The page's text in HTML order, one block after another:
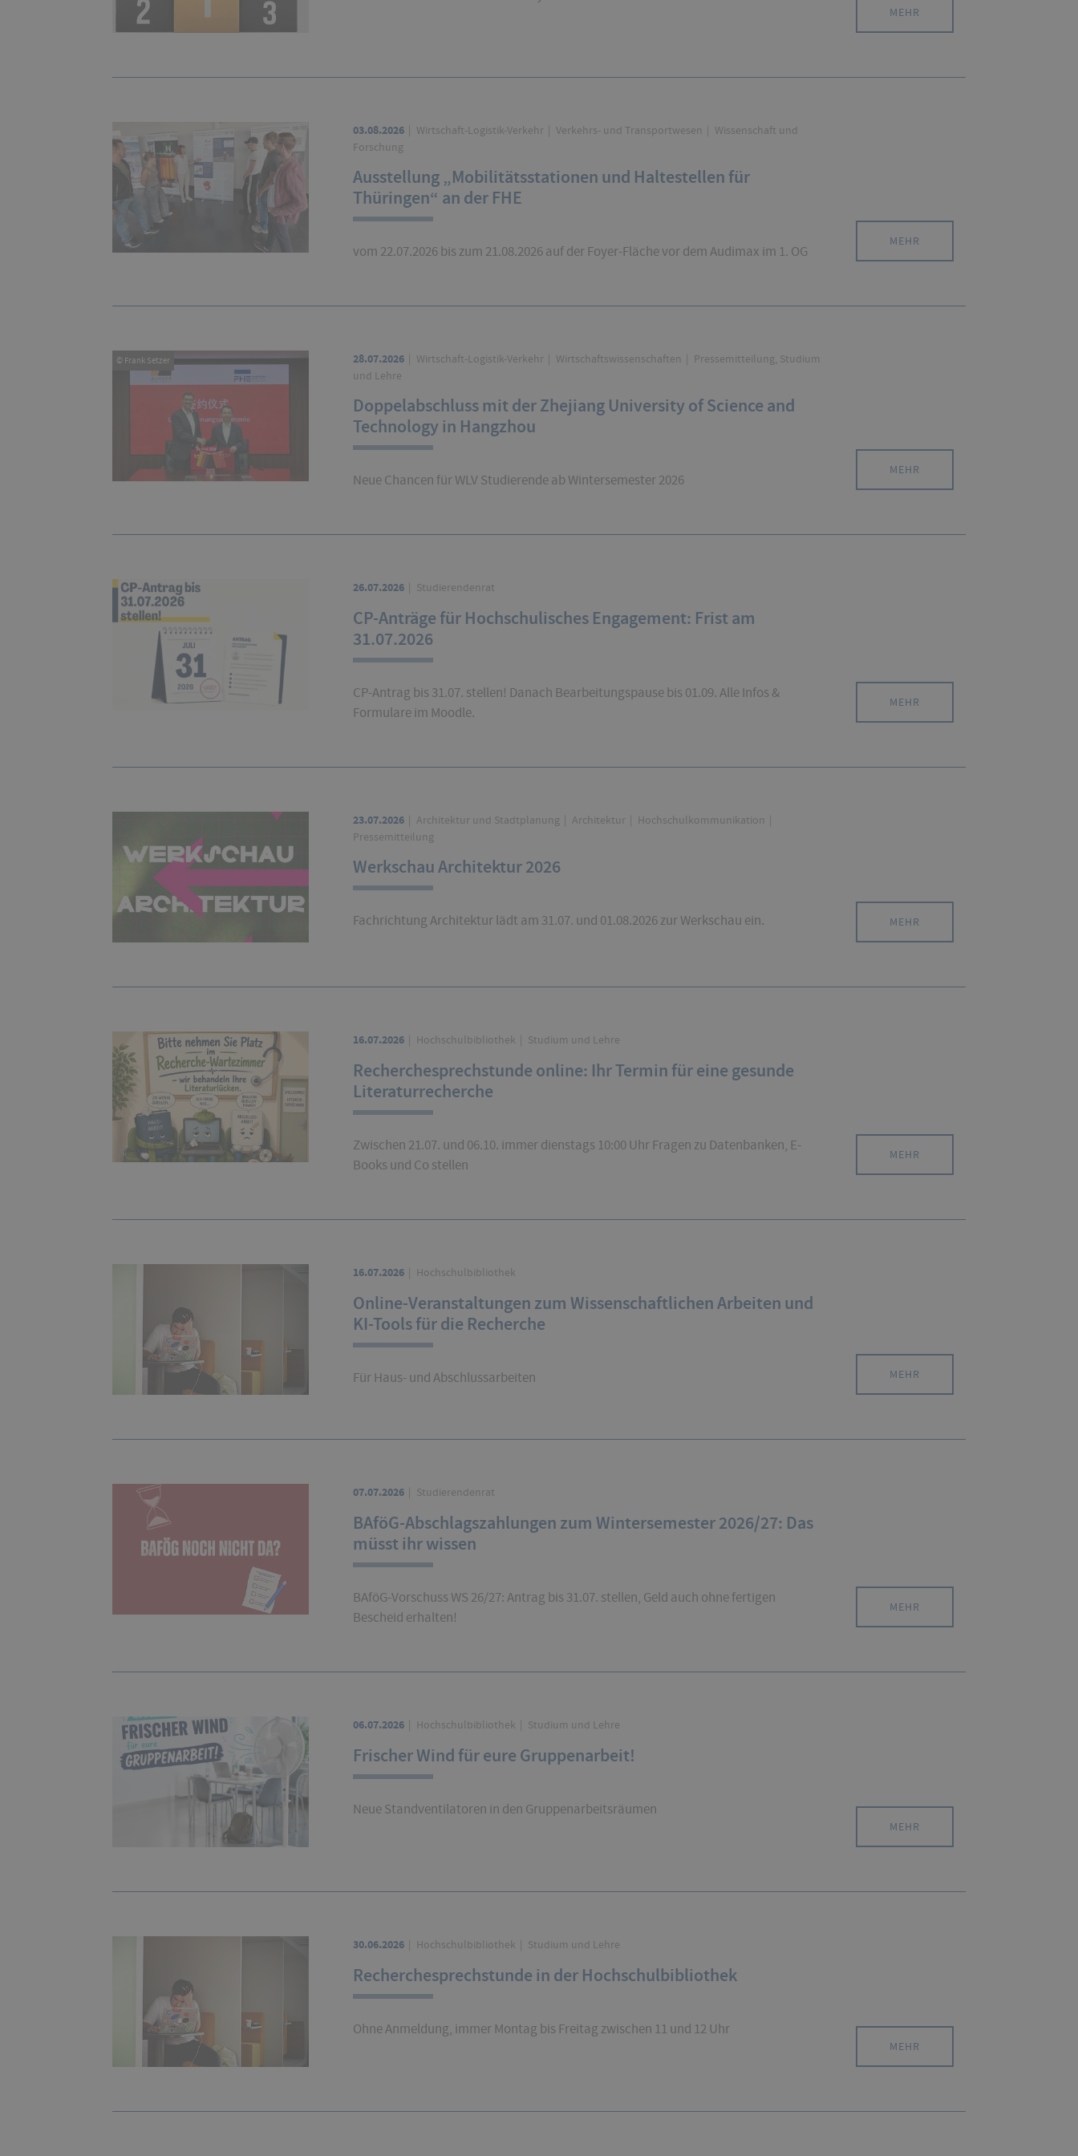
MEHR
03.08.2026 Wirtschaft-Logistik-Verkehr Verkehrs- und Transportwesen
Wissenschaft und
Forschung
Ausstellung „Mobilitätsstationen und Haltestellen für
Thüringen“ an der FHE
vom 22.07.2026 bis zum 21.08.2026 auf der Foyer-Fläche vor dem Audimax im 1. OG
MEHR
© Frank Setzer 28.07.2026 Wirtschaft-Logistik-Verkehr Wirtschaftswissenschaften
Pressemitteilung, Studium
und Lehre
Doppelabschluss mit der Zhejiang University of Science and
Technology in Hangzhou
Neue Chancen für WLV Studierende ab Wintersemester 2026
MEHR
26.07.2026 Studierendenrat
CP-Anträge für Hochschulisches Engagement: Frist am
31.07.2026
CP-Antrag bis 31.07. stellen! Danach Bearbeitungspause bis 01.09. Alle Infos &
Formulare im Moodle.
MEHR
23.07.2026 Architektur und Stadtplanung Architektur
Hochschulkommunikation
Pressemitteilung
Werkschau Architektur 2026
Fachrichtung Architektur lädt am 31.07. und 01.08.2026 zur Werkschau ein. MEHR
16.07.2026 Hochschulbibliothek Studium und Lehre
Recherchesprechstunde online: Ihr Termin für eine gesunde
Literaturrecherche
Zwischen 21.07. und 06.10. immer dienstags 10:00 Uhr Fragen zu Datenbanken, E-
Books und Co stellen
MEHR
16.07.2026 Hochschulbibliothek
Online-Veranstaltungen zum Wissenschaftlichen Arbeiten und
KI-Tools für die Recherche
Für Haus- und Abschlussarbeiten MEHR
07.07.2026 Studierendenrat
BAföG-Abschlagszahlungen zum Wintersemester 2026/27: Das
müsst ihr wissen
BAföG-Vorschuss WS 26/27: Antrag bis 31.07. stellen, Geld auch ohne fertigen
Bescheid erhalten!
MEHR
06.07.2026 Hochschulbibliothek Studium und Lehre
Frischer Wind für eure Gruppenarbeit!
Neue Standventilatoren in den Gruppenarbeitsräumen
MEHR
30.06.2026 Hochschulbibliothek Studium und Lehre
Recherchesprechstunde in der Hochschulbibliothek
Ohne Anmeldung, immer Montag bis Freitag zwischen 11 und 12 Uhr
MEHR